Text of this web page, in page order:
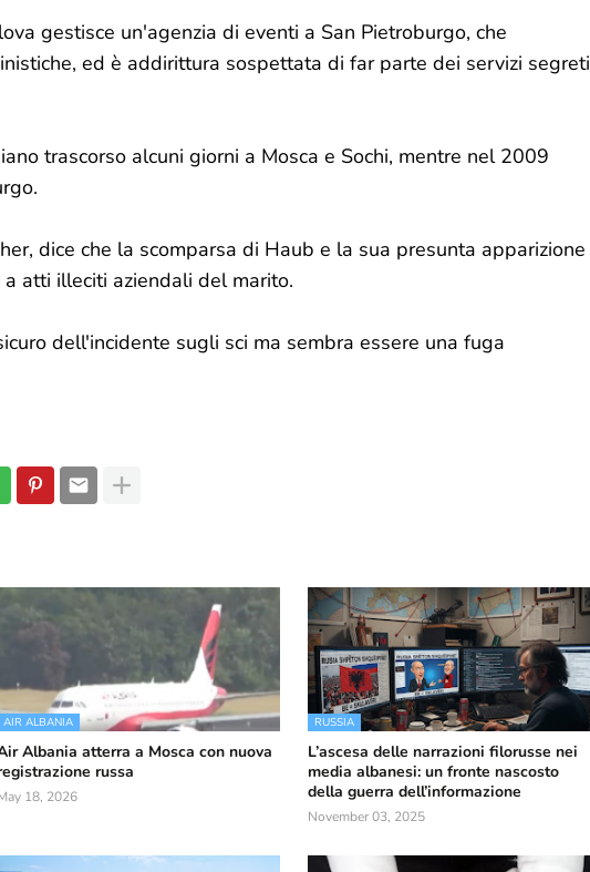
gestisce un'agenzia di eventi a San Pietroburgo, che
ed è addirittura sospettata di far parte dei servizi segreti
trascorso alcuni giorni a Mosca e Sochi, mentre nel 2009
dice che la scomparsa di Haub e la sua presunta apparizione
atti illeciti aziendali del marito.
dell'incidente sugli sci ma sembra essere una fuga
AIR ALBANIA
Albania atterra a Mosca con nuova
russa
18, 2026
RUSSIA
L’ascesa delle narrazioni filorusse nei
media albanesi: un fronte nascosto
della guerra dell’informazione
November 03, 2025